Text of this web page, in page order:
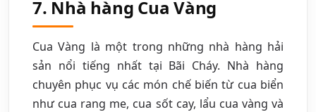
7. Nhà hàng Cua Vàng
Cua Vàng là một trong những nhà hàng hải
sản nổi tiếng nhất tại Bãi Cháy. Nhà hàng
chuyên phục vụ các món chế biến từ cua biển
như cua rang me, cua sốt cay, lẩu cua vàng và